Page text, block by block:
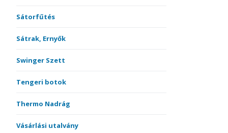
Sátorfűtés
Sátrak, Ernyők
Swinger Szett
Tengeri botok
Thermo Nadrág
Vásárlási utalvány